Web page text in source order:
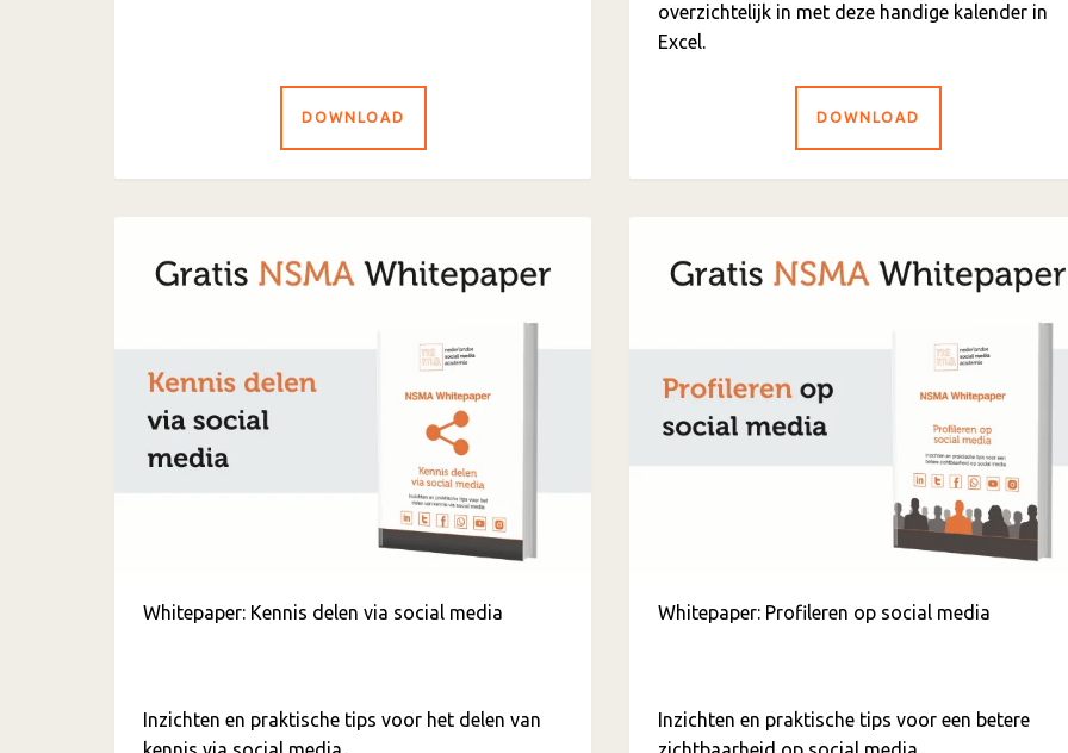
DOWNLOAD
overzichtelijk in met deze handige kalender in
Excel.
DOWNLOAD
Whitepaper: Kennis delen via social media
Inzichten en praktische tips voor het delen van
Whitepaper: Profileren op social media
Inzichten en praktische tips voor een betere